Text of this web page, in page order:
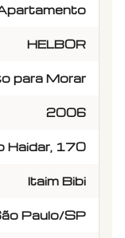
HELBOR
para Morar
2006
Haidar, 170
Itaim Bibi
Paulo/SP